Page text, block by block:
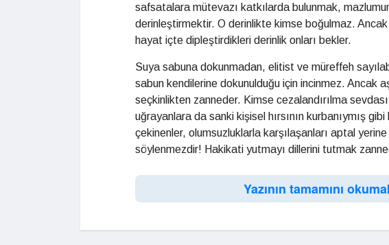
safsatalara mütevazı katkılarda bulunmak, mazlumun
derinleştirmektir. O derinlikte kimse boğulmaz. Ancak
hayat içte dipleştirdikleri derinlik onları bekler.
Suya sabuna dokunmadan, elitist ve müreffeh
sabun kendilerine dokunulduğu için incinmez. Ancak
seçkinlikten zanneder. Kimse cezalandırılma
uğrayanlara da sanki kişisel hırsının kurbanıymış
çekinenler, olumsuzluklarla karşılaşanları aptal
söylenmezdir! Hakikati yutmayı dillerini tutmak
Yazının tamamını